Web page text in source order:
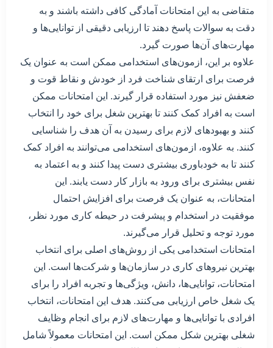
متقاضی به این امتحانات آمادگی کافی داشته باشند و به
دقت به سوالات پاسخ دهند تا ارزیابی دقیقی از توانایی‌ها و
مهارت‌های آن‌ها صورت گیرد.
علاوه بر این، ازمون‌های استخدامی ممکن است به عنوان یک
فرصت برای ارتقای شناخت فرد از خودش و نقاط قوت و
ضعفش نیز مورد استفاده قرار گیرند. این امتحانات ممکن
است به افراد کمک کنند تا بهترین شغل برای خود را انتخاب
کنند و بهبود‌های لازم برای رسیدن به آن هدف را شناسایی
کنند. به علاوه، ازمون‌های استخدامی می‌توانند به افراد کمک
کنند تا به خودباوری بیشتری دست پیدا کنند و به اعتماد به
نفس بیشتری برای ورود به بازار کار دست یابند. این
امتحانات، به عنوان یک فرصت برای افزایش احتمال
موفقیت در استخدام و پیشرفت در حیطه کاری مورد نظر،
مورد توجه و تحلیل قرار می‌گیرند.
امتحانات استخدامی یکی از روش‌های اصلی برای انتخاب
بهترین نیروهای کاری در سازمان‌ها و شرکت‌ها است. این
امتحانات، توانایی‌ها، دانش، ویژگی‌ها و تجربه افراد را برای
یک شغل خاص ارزیابی می‌کنند. هدف این امتحانات، انتخاب
افرادی با توانایی‌ها و مهارت‌های لازم برای انجام وظایف
شغلی بهترین شکل ممکن است. این امتحانات معمولاً شامل